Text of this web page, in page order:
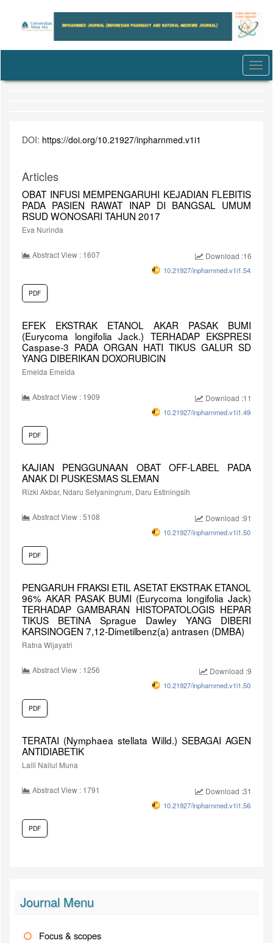
Navigation
DOI: https://doi.org/10.21927/inpharnmed.v1i1
Articles
OBAT INFUSI MEMPENGARUHI KEJADIAN FLEBITIS
PADA PASIEN RAWAT INAP DI BANGSAL UMUM
RSUD WONOSARI TAHUN 2017
Eva Nurinda
Abstract View : 1607 Download :1625
10.21927/inpharnmed.v1i1.542
PDF
EFEK EKSTRAK ETANOL AKAR PASAK BUMI
(Eurycoma longifolia Jack.) TERHADAP EKSPRESI
Caspase-3 PADA ORGAN HATI TIKUS GALUR SD
YANG DIBERIKAN DOXORUBICIN
Emelda Emelda
Abstract View : 1909 Download :1129
10.21927/inpharnmed.v1i1.494
PDF
KAJIAN PENGGUNAAN OBAT OFF-LABEL PADA
ANAK DI PUSKESMAS SLEMAN
Rizki Akbar, Ndaru Setyaningrum, Daru Estiningsih
Abstract View : 5108 Download :9134
10.21927/inpharnmed.v1i1.501
PDF
PENGARUH FRAKSI ETIL ASETAT EKSTRAK ETANOL
96% AKAR PASAK BUMI (Eurycoma longifolia Jack)
TERHADAP GAMBARAN HISTOPATOLOGIS HEPAR
TIKUS BETINA Sprague Dawley YANG DIBERI
KARSINOGEN 7,12-Dimetilbenz(a) antrasen (DMBA)
Ratna Wijayatri
Abstract View : 1256 Download :934
10.21927/inpharnmed.v1i1.505
PDF
TERATAI (Nymphaea stellata Willd.) SEBAGAI AGEN
ANTIDIABETIK
Laili Nailul Muna
Abstract View : 1791 Download :3183
10.21927/inpharnmed.v1i1.563
PDF
Journal Menu
Focus & scopes